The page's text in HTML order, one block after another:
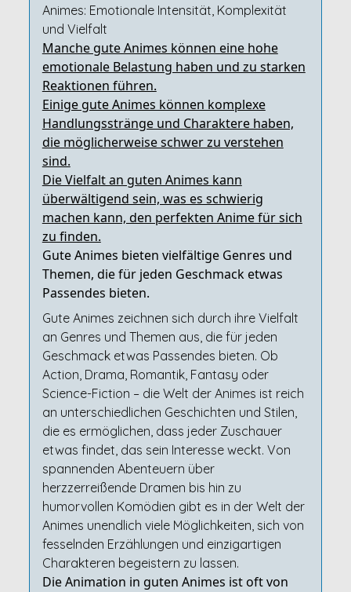
Animes: Emotionale Intensität, Komplexität
und Vielfalt
Manche gute Animes können eine hohe
emotionale Belastung haben und zu starken
Reaktionen führen.
Einige gute Animes können komplexe
Handlungsstränge und Charaktere haben,
die möglicherweise schwer zu verstehen
sind.
Die Vielfalt an guten Animes kann
überwältigend sein, was es schwierig
machen kann, den perfekten Anime für sich
zu finden.
Gute Animes bieten vielfältige Genres und
Themen, die für jeden Geschmack etwas
Passendes bieten.
Gute Animes zeichnen sich durch ihre Vielfalt
an Genres und Themen aus, die für jeden
Geschmack etwas Passendes bieten. Ob
Action, Drama, Romantik, Fantasy oder
Science-Fiction – die Welt der Animes ist reich
an unterschiedlichen Geschichten und Stilen,
die es ermöglichen, dass jeder Zuschauer
etwas findet, das sein Interesse weckt. Von
spannenden Abenteuern über
herzzerreißende Dramen bis hin zu
humorvollen Komödien gibt es in der Welt der
Animes unendlich viele Möglichkeiten, sich von
fesselnden Erzählungen und einzigartigen
Charakteren begeistern zu lassen.
Die Animation in guten Animes ist oft von